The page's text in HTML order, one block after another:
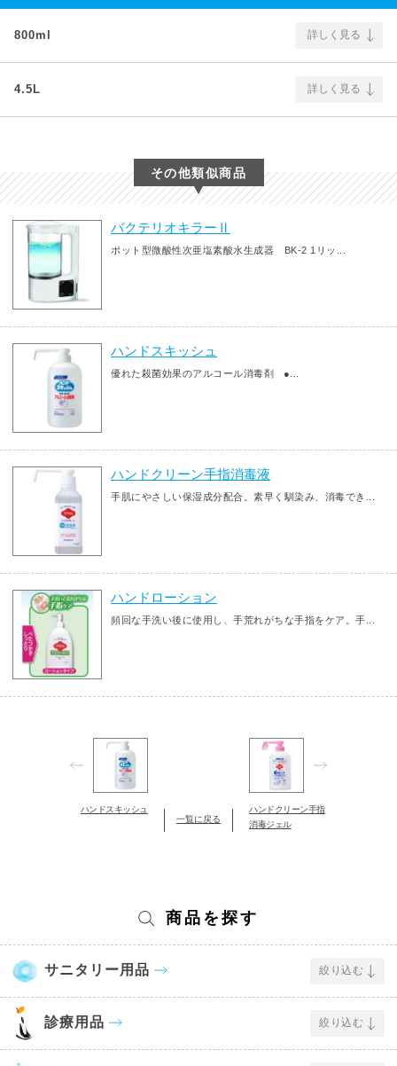
800ml 詳しく見る
4.5L 詳しく見る
その他類似商品
バクテリオキラーⅡ
ポット型微酸性次亜塩素酸水生成器 BK-2 1リッ...
ハンドスキッシュ
優れた殺菌効果のアルコール消毒剤 ●...
ハンドクリーン手指消毒液
手肌にやさしい保湿成分配合。素早く馴染み、消毒でき...
ハンドローション
頻回な手洗い後に使用し、手荒れがちな手指をケア。手...
ハンドスキッシュ
一覧に戻る
ハンドクリーン手指
消毒ジェル
商品を探す
サニタリー用品 絞り込む
診療用品 絞り込む